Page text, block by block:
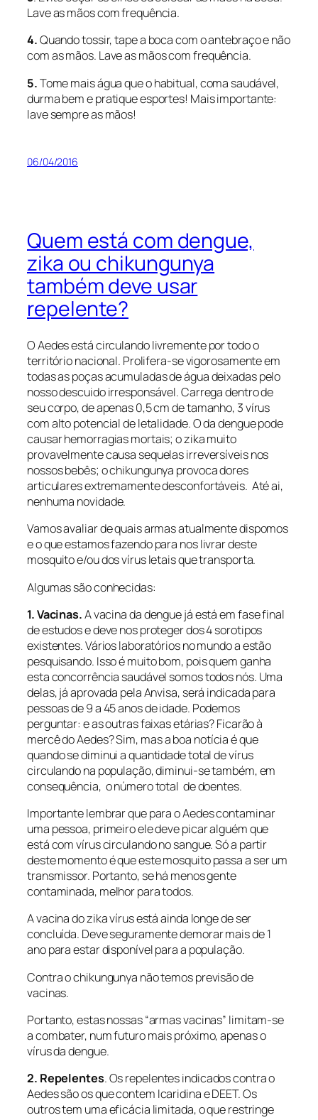
Lave as mãos com frequência.
4.Quando tossir, tape a boca com o antebraço e não
com as mãos. Lave as mãos com frequência.
5.Tome mais água que o habitual, coma saudável,
durma bem e pratique esportes! Mais importante:
lave sempre as mãos!
06/04/2016
Quem está com dengue,
zika ou chikungunya
também deve usar
repelente?
OAedesestá circulando livremente por todo o
território nacional. Prolifera-se vigorosamente em
todas as poças acumuladas de água deixadas pelo
nosso descuido irresponsável. Carrega dentro de
seu corpo, de apenas 0,5 cm de tamanho, 3 vírus
com alto potencial de letalidade. O da dengue pode
causar hemorragias mortais; o zika muito
provavelmente causa sequelas irreversíveis nos
nossos bebês; o chikungunya provoca dores
articulares extremamente desconfortáveis. Até ai,
nenhuma novidade.
Vamos avaliar de quais armas atualmente dispomos
e o que estamos fazendo para nos livrar deste
mosquito e/ou dos vírus letais que transporta.
Algumas são conhecidas:
1. Vacinas.A vacina da dengue já está em fase final
de estudos e deve nos proteger dos 4 sorotipos
existentes. Vários laboratórios no mundo a estão
pesquisando. Isso é muito bom, pois quem ganha
esta concorrência saudável somos todos nós. Uma
delas, já aprovada pela Anvisa, será indicada para
pessoas de 9 a 45 anos de idade. Podemos
perguntar: e as outras faixas etárias? Ficarão à
mercê doAedes? Sim, mas a boa notícia é que
quando se diminui a quantidade total de vírus
circulando na população, diminui-se também, em
consequência, o número total de doentes.
Importante lembrar que para oAedescontaminar
uma pessoa, primeiro ele deve picar alguém que
está com vírus circulando no sangue. Só a partir
deste momento é que este mosquito passa a ser um
transmissor. Portanto, se há menos gente
contaminada, melhor para todos.
A vacina do zika vírus está ainda longe de ser
concluída. Deve seguramente demorar mais de 1
ano para estar disponível para a população.
Contra o chikungunya não temos previsão de
vacinas.
Portanto, estas nossas “armas vacinas” limitam-se
a combater, num futuro mais próximo, apenas o
vírus da dengue.
2. Repelentes. Os repelentes indicados contra o
Aedessão os que contem Icaridina e DEET. Os
outros tem uma eficácia limitada, o que restringe